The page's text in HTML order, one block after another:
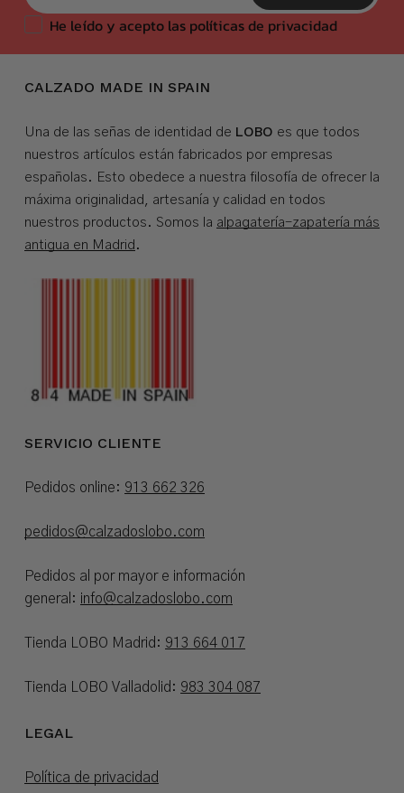
He leído y acepto las políticas de privacidad
CALZADO MADE IN SPAIN
Una de las señas de identidad de LOBO es que todos
nuestros artículos están fabricados por empresas
españolas. Esto obedece a nuestra filosofía de ofrecer la
máxima originalidad, artesanía y calidad en todos
nuestros productos. Somos la alpagatería-zapatería más
antigua en Madrid .
SERVICIO CLIENTE
Pedidos online: 913 662 326
pedidos@calzadoslobo.com
Pedidos al por mayor e información
general: info@calzadoslobo.com
Tienda LOBO Madrid: 913 664 017
Tienda LOBO Valladolid: 983 304 087
LEGAL
Política de privacidad